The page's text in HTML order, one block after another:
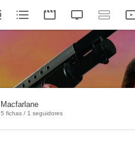
Macfarlane
5 fichas / 1 seguidores